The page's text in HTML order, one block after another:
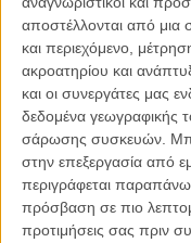
αποστέλλονται από μια
και περιεχόμενο,
ακροατηρίου και
και οι συνεργάτες μας
δεδομένα γεωγραφικής
σάρωσης συσκευών.
στην επεξεργασία από
περιγράφεται
πρόσβαση σε πιο
προτιμήσεις σας πριν
έπειτα ανακοίνωσε ότι θα
χαμένο, αλλά τελικά
αρέσει πολύ κι αμέσως
ολόκληρο στο web. Αλλά
τώρα ο Κουέντιν
και το LACMA, το
μια ανοιχτή θεατρική
Πέμπτη, 24 Απριλίου:
κοντά, θα σας κοστίσει
200 δολάρια για την